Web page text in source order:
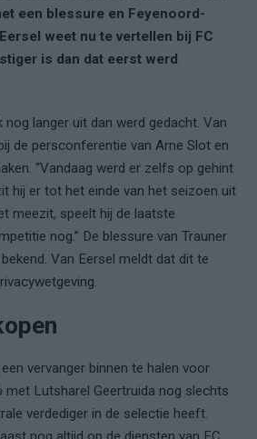
een blessure en Feyenoord-
weet nu te vertellen bij FC
is dan dat eerst werd
nog langer uit dan werd gedacht. Van
de persconferentie van Arne Slot en
“Vandaag werd er zelfs op gehint
hij er tot het einde van het seizoen uit
meezit, speelt hij de laatste
nog.” De blessure van Trauner
Van Eersel meldt dat dit te
vervanger binnen te halen voor
met Lutsharel Geertruida nog slechts
verdediger in de selectie heeft.